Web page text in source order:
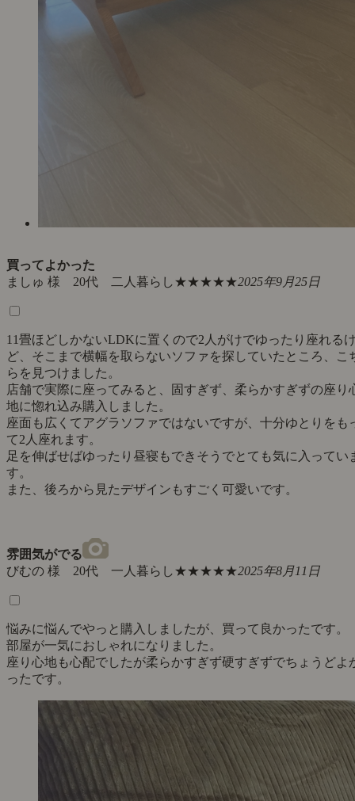
買ってよかった
ましゅ 様 20代 二人暮らし★★★★★2025年9月25日
11畳ほどしかないLDKに置くので2人がけでゆったり座れる
ど、そこまで横幅を取らないソファを探していたところ、こ
らを見つけました。
店舗で実際に座ってみると、固すぎず、柔らかすぎずの座り
地に惚れ込み購入しました。
座面も広くてアグラソファではないですが、十分ゆとりをも
て2人座れます。
足を伸ばせばゆったり昼寝もできそうでとても気に入ってい
す。
また、後ろから見たデザインもすごく可愛いです。
雰囲気がでる
びむの 様 20代 一人暮らし★★★★★2025年8月11日
悩みに悩んでやっと購入しましたが、買って良かったです。
部屋が一気におしゃれになりました。
座り心地も心配でしたが柔らかすぎず硬すぎずでちょうどよ
ったです。